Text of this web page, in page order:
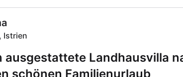
Istrien
ausgestattete Landhausvilla
schönen Familienurlaub